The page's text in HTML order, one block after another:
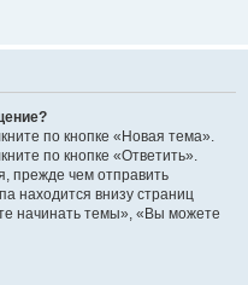
по кнопке «Новая тема».
по кнопке «Ответить».
прежде чем отправить
находится внизу страниц
начинать темы», «Вы можете